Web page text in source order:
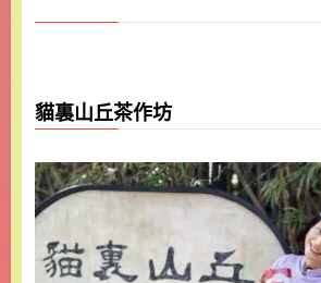
貓裏山丘茶作坊